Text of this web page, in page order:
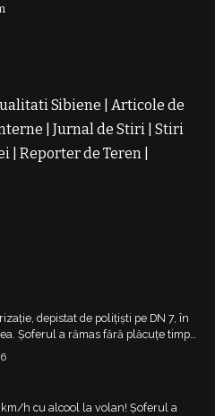
Sibiene
Articole de
Jurnal de Stiri Stiri
Reporter de Teren
depistat de polițiști pe DN 7, în
Șoferul a rămas fără plăcuțe timp
km/h cu alcool la volan! Șoferul a